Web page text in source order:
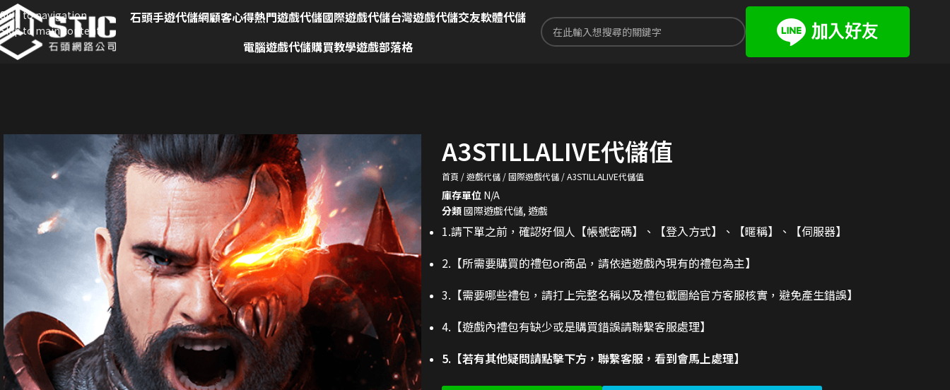
Skip to navigation
Skip to main content
石頭手遊代儲網顧客心得熱門遊戲代儲國際遊戲代儲台灣遊戲代儲交友軟體代儲
電腦遊戲代儲購買教學遊戲部落格
A3STILLALIVE代儲值
首頁 遊戲代儲 國際遊戲代儲 A3STILLALIVE代儲值
庫存單位 N/A
分類國際遊戲代儲, 遊戲
1.請下單之前，確認好個人【帳號密碼】、【登入方式】、【暱稱】、【伺服器】
2. 【所需要購買的禮包or商品，請依造遊戲內現有的禮包為主】
3. 【需要哪些禮包，請打上完整名稱以及禮包截圖給官方客服核實，避免產生錯誤】
4.【遊戲內禮包有缺少或是購買錯誤請聯繫客服處理】
5.【若有其他疑問請點擊下方，聯繫客服，看到會馬上處理】